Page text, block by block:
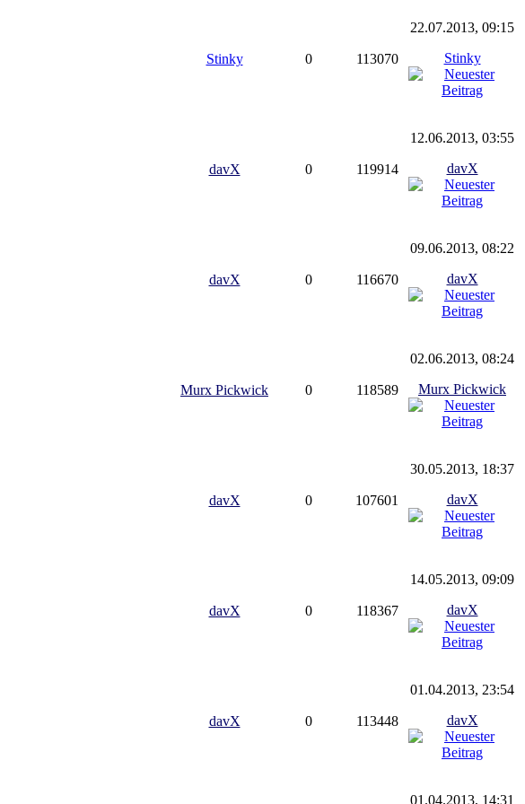
Stinky 0 113070
22.07.2013, 09:15
Stinky
davX 0 119914
12.06.2013, 03:55
davX
davX 0 116670
09.06.2013, 08:22
davX
Murx Pickwick 0 118589
02.06.2013, 08:24
Murx Pickwick
davX 0 107601
30.05.2013, 18:37
davX
davX 0 118367
14.05.2013, 09:09
davX
davX 0 113448
01.04.2013, 23:54
davX
01.04.2013, 14:31